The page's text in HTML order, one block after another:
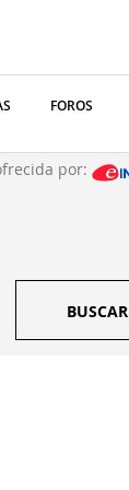
FOROS
por:
BUSCAR